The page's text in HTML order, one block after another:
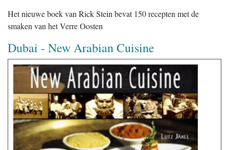
Het nieuwe boek van Rick Stein bevat 150 recepten met de
smaken van het Verre Oosten
Dubai - New Arabian Cuisine